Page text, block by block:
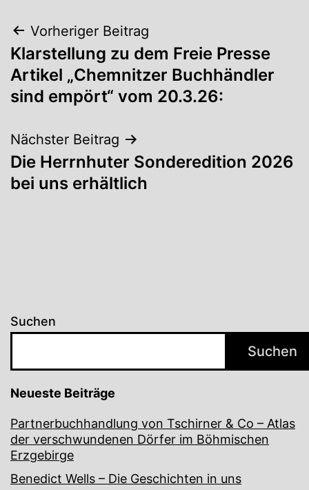
Beitragsnavigation
Vorheriger Beitrag
Klarstellung zu dem Freie Presse
Artikel „Chemnitzer Buchhändler
sind empört“ vom 20.3.26:
Nächster Beitrag
Die Herrnhuter Sonderedition 2026
bei uns erhältlich
Suchen
Suchen
Neueste Beiträge
Partnerbuchhandlung von Tschirner & Co – Atlas
der verschwundenen Dörfer im Böhmischen
Erzgebirge
Benedict Wells – Die Geschichten in uns